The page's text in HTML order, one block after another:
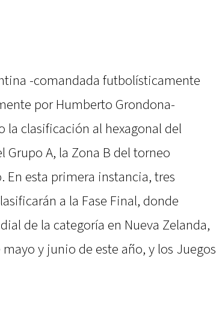
-comandada futbolísticamente
por Humberto Grondona-
la clasificación al hexagonal del
Grupo A, la Zona B del torneo
En esta primera instancia, tres
a la Fase Final, donde
de la categoría en Nueva Zelanda,
y junio de este año, y los Juegos